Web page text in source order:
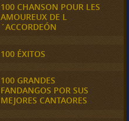
100 CHANSON POUR LES
AMOUREUX DE L
´ACCORDEÓN
100 ÉXITOS
100 GRANDES
FANDANGOS POR SUS
MEJORES CANTAORES